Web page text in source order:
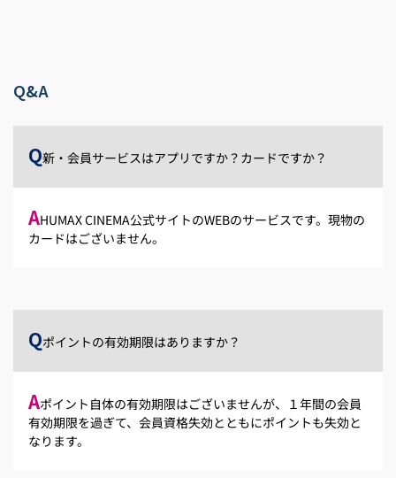
Q&A
Q新・会員サービスはアプリですか？カードですか？
AHUMAX CINEMA公式サイトのWEBのサービスです。現物の
カードはございません。
Qポイントの有効期限はありますか？
Aポイント自体の有効期限はございませんが、１年間の会員
有効期限を過ぎて、会員資格失効とともにポイントも失効と
なります。